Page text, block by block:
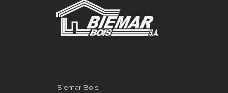
Biemar Bois,